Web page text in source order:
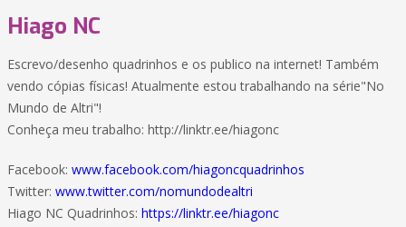
Hiago NC
Escrevo/desenho quadrinhos e os publico na internet! Também
vendo cópias físicas! Atualmente estou trabalhando na série"No
Mundo de Altri"!
Conheça meu trabalho: http://linktr.ee/hiagonc
Facebook: www.facebook.com/hiagoncquadrinhos
Twitter: www.twitter.com/nomundodealtri
Hiago NC Quadrinhos: https://linktr.ee/hiagonc